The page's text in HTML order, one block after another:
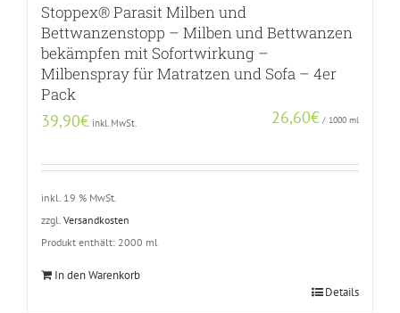
Stoppex® Parasit Milben und
Bettwanzenstopp – Milben und Bettwanzen
bekämpfen mit Sofortwirkung –
Milbenspray für Matratzen und Sofa – 4er
Pack
39,90€ inkl. MwSt. 26,60€ / 1000 ml
inkl. 19 % MwSt.
zzgl. Versandkosten
Produkt enthält: 2000 ml
In den Warenkorb
Details